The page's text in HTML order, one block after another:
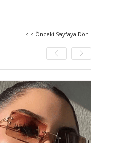
< < Önceki Sayfaya Dön